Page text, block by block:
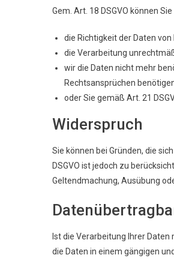
Gem. Art. 18 DSGVO können
die Richtigkeit der Daten
die Verarbeitung
wir die Daten nicht mehr
Rechtsansprüchen
oder Sie gemäß Art. 21
Widerspruch
Sie können bei Gründen, die
DSGVO ist jedoch zu
Geltendmachung, Ausübung
Ist die Verarbeitung Ihrer
die Daten in einem gängigen